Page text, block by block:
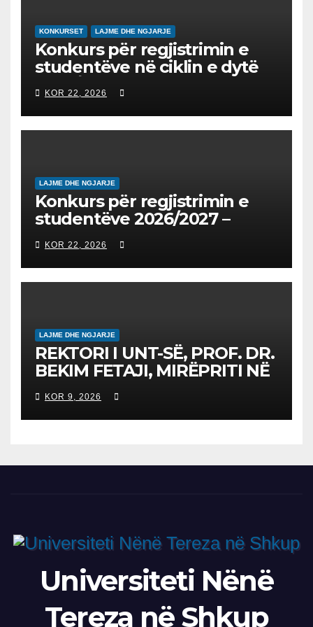
KONKURSET LAJME DHE NGJARJE
Konkurs për regjistrimin e
studentëve në ciklin e dytë
2026/2027 – Конкурс за
запишување на студенти
на втор циклус студии за
2026/2027
KOR 22, 2026
LAJME DHE NGJARJE
Konkurs për regjistrimin e
studentëve 2026/2027 –
Конкурс за запишување на
студенти за 2026/2027
KOR 22, 2026
LAJME DHE NGJARJE
REKTORI I UNT-SË, PROF. DR.
BEKIM FETAJI, MIRËPRITI NË
TAKIM ZYRTAR DREJTORIN E
SH.A MEPSO, DR. BURIM
LATIFIN
KOR 9, 2026
Universiteti Nënë
Tereza në Shkup